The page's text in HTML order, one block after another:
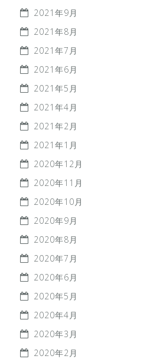
2021年9月
2021年8月
2021年7月
2021年6月
2021年5月
2021年4月
2021年2月
2021年1月
2020年12月
2020年11月
2020年10月
2020年9月
2020年8月
2020年7月
2020年6月
2020年5月
2020年4月
2020年3月
2020年2月